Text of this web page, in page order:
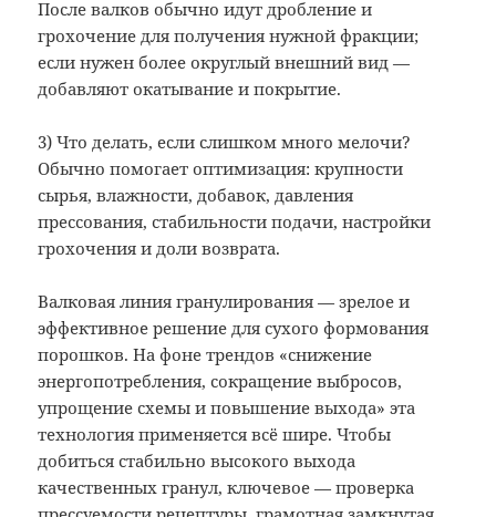
После валков обычно идут дробление и
грохочение для получения нужной фракции;
если нужен более округлый внешний вид —
добавляют окатывание и покрытие.
3) Что делать, если слишком много мелочи?
Обычно помогает оптимизация: крупности
сырья, влажности, добавок, давления
прессования, стабильности подачи, настройки
грохочения и доли возврата.
Валковая линия гранулирования — зрелое и
эффективное решение для сухого формования
порошков. На фоне трендов «снижение
энергопотребления, сокращение выбросов,
упрощение схемы и повышение выхода» эта
технология применяется всё шире. Чтобы
добиться стабильно высокого выхода
качественных гранул, ключевое — проверка